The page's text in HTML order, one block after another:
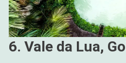
6. Vale da Lua,